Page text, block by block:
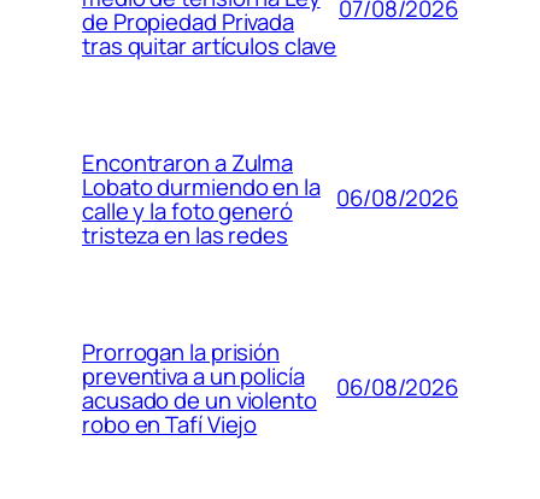
de Propiedad Privada
tras quitar artículos clave
07/08/2026
Encontraron a Zulma
Lobato durmiendo en la
calle y la foto generó
tristeza en las redes
06/08/2026
Prorrogan la prisión
preventiva a un policía
acusado de un violento
robo en Tafí Viejo
06/08/2026